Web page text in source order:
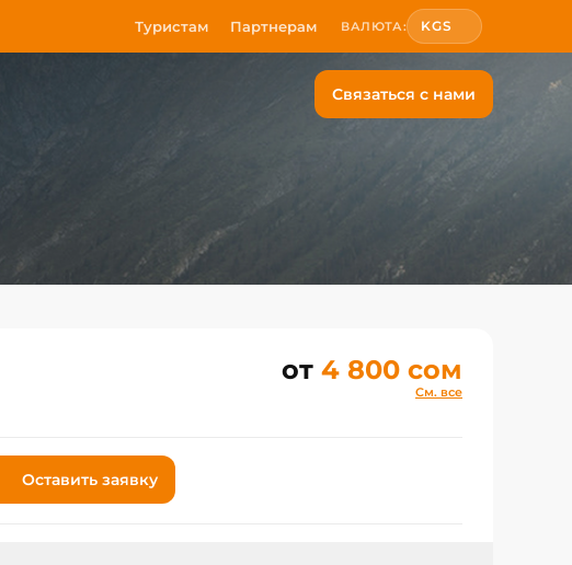
Туристам Партнерам ВАЛЮТА: KGS
Связаться с нами
от 4 800 сом
См. все
Оставить заявку